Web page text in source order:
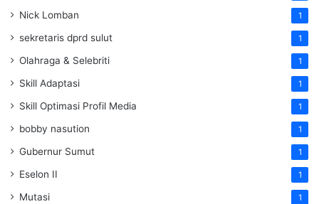
Nick Lomban 1
sekretaris dprd sulut 1
Olahraga & Selebriti 1
Skill Adaptasi 1
Skill Optimasi Profil Media 1
bobby nasution 1
Gubernur Sumut 1
Eselon II 1
Mutasi 1